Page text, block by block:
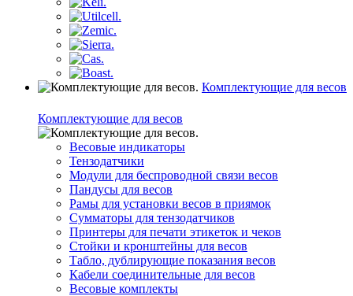
Комплектующие для весов
Комплектующие для весов
Весовые индикаторы
Тензодатчики
Модули для беспроводной связи весов
Пандусы для весов
Рамы для установки весов в приямок
Сумматоры для тензодатчиков
Принтеры для печати этикеток и чеков
Стойки и кронштейны для весов
Табло, дублирующие показания весов
Кабели соединительные для весов
Весовые комплекты